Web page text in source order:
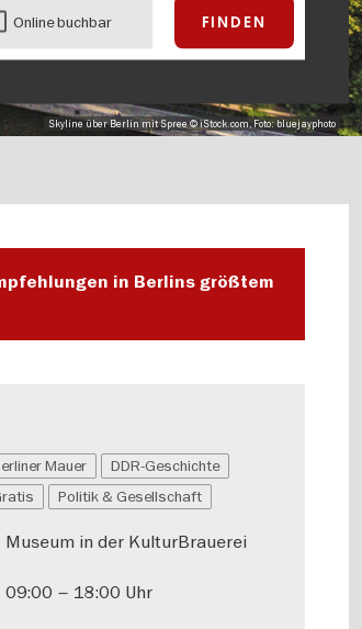
Skyline über Berlin mit Spree © iStock.com, Foto: bluejayphoto
Online buchbar
in Berlins größtem
Mauer
DDR-Geschichte
Politik & Gesellschaft
Museum in der KulturBrauerei
09:00 – 18:00 Uhr